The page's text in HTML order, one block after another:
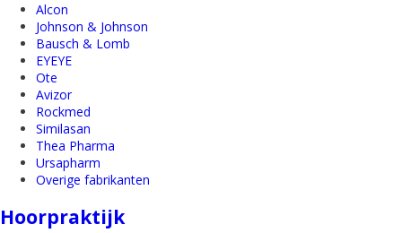
Alcon
Johnson & Johnson
Bausch & Lomb
EYEYE
Ote
Avizor
Rockmed
Similasan
Thea Pharma
Ursapharm
Overige fabrikanten
Hoorpraktijk